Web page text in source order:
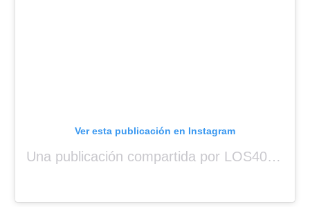
Ver esta publicación en Instagram
Una publicación compartida por LOS40 Panamá (@los40panama)